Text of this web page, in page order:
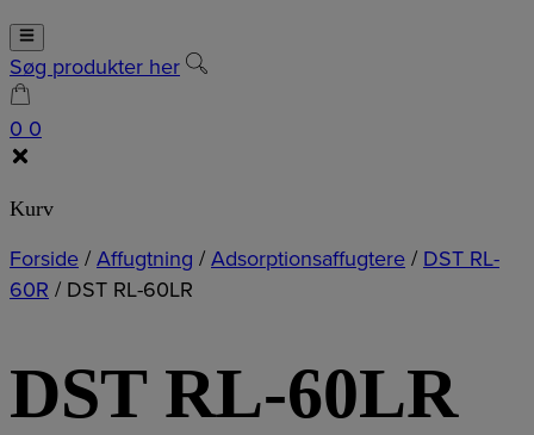
Søg produkter her
0 0
Kurv
Forside/Affugtning /Adsorptionsaffugtere/ DST RL-
60R / DST RL-60LR
DST RL-60LR